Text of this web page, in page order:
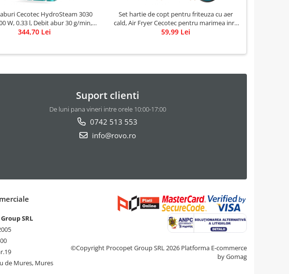
Cecotec HydroSteam 3030
W, 0.33 l, Debit abur 30 g/min, 3
niveluri
344,70 Lei
Set hartie de copt pentru friteuza cu aer
cald, Air Fryer Cecotec pentru marimea inre
5L si 6.5L, 150buc
59,99 Lei
Suport clienti
De luni pana vineri intre orele 10:00-17:00
0742 513 553
info@rovo.ro
SRL
de Mures, Mures
©Copyright Procopet Group SRL 2026 Platforma E-commerce
by Gomag